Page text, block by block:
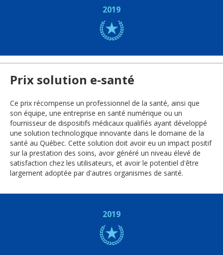
2019
Prix solution e-santé
Ce prix récompense un professionnel de la santé, ainsi que
son équipe, une entreprise en santé numérique ou un
fournisseur de dispositifs médicaux qualifiés ayant développé
une solution technologique innovante dans le domaine de la
santé au Québec. Cette solution doit avoir eu un impact positif
sur la prestation des soins, avoir généré un niveau élevé de
satisfaction chez les utilisateurs, et avoir le potentiel d'être
largement adoptée par d'autres organismes de santé.
2019